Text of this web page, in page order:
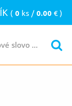
( 0 ks / 0.00 € )